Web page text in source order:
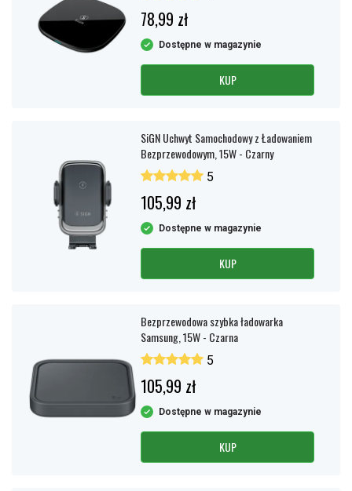
78,99 zł
Dostępne w magazynie
KUP
SiGN Uchwyt Samochodowy z Ładowaniem
Bezprzewodowym, 15W - Czarny
5
105,99 zł
Dostępne w magazynie
KUP
Bezprzewodowa szybka ładowarka
Samsung, 15W - Czarna
5
105,99 zł
Dostępne w magazynie
KUP